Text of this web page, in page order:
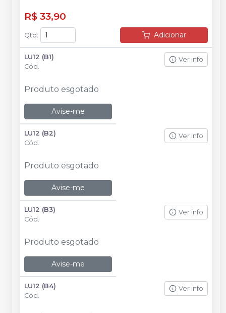
R$ 33,90
Qtd: Adicionar
LU12 (B1)
Cód.
Ver info
Produto esgotado
Avise-me
LU12 (B2)
Cód.
Ver info
Produto esgotado
Avise-me
LU12 (B3)
Cód.
Ver info
Produto esgotado
Avise-me
LU12 (B4)
Cód.
Ver info